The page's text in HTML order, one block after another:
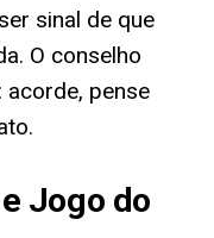
sinal de que
O conselho
pense
Jogo do